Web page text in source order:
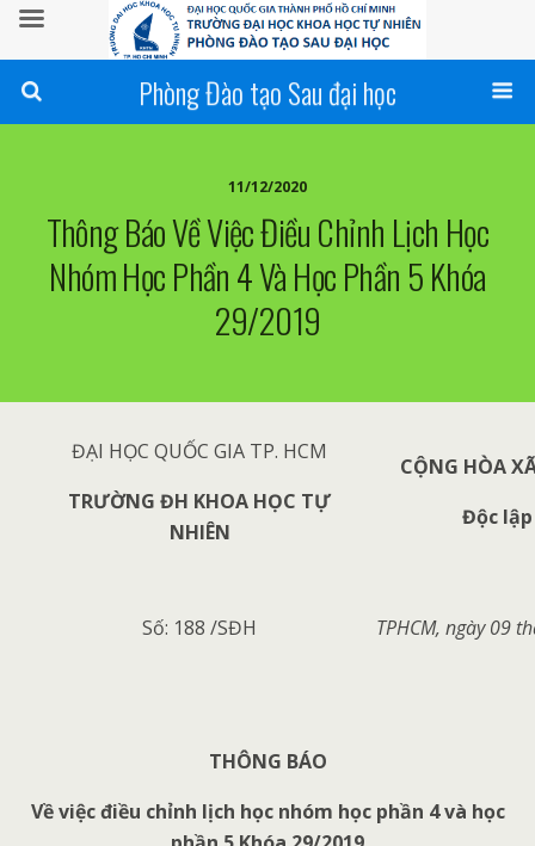
Phòng Đào tạo Sau đại học
11/12/2020
Thông Báo Về Việc Điều Chỉnh Lịch Học
Nhóm Học Phần 4 Và Học Phần 5 Khóa
29/2019
ĐẠI HỌC QUỐC GIA TP. HCM
TRƯỜNG ĐH KHOA HỌC TỰ
NHIÊN
CỘNG HÒA
Độc lập
Số: 188 /SĐH TPHCM, ngày 09
THÔNG BÁO
Về việc điều chỉnh lịch học nhóm học phần 4 và học